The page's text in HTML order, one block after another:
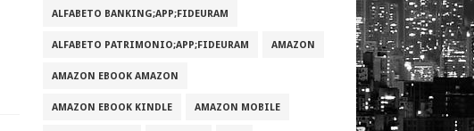
ALFABETO BANKING;APP;FIDEURAM
ALFABETO PATRIMONI‪O‬;APP;FIDEURAM AMAZON
AMAZON EBOOK AMAZON
AMAZON EBOOK KINDLE AMAZON MOBILE